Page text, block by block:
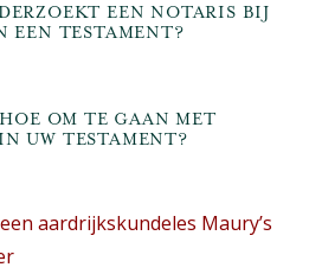
EEN NOTARIS BIJ
EEN TESTAMENT?
OM TE GAAN MET
UW TESTAMENT?